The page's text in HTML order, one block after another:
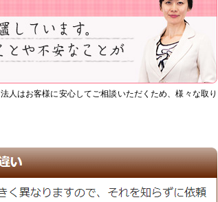
人はお客様に安心してご相談いただくため、様々な取り